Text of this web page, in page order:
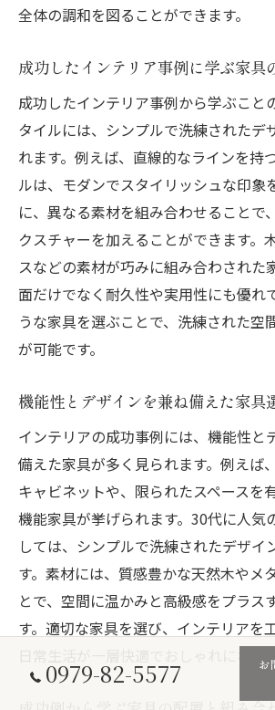
全体の調和を図ることができます。
成功したインテリア事例に学ぶ家具
成功したインテリア事例から学ぶこと
タイルには、シンプルで洗練されたデ
れます。例えば、直線的なラインを持
ルは、モダンでスタイリッシュな印象
に、異なる素材を組み合わせることで
クスチャーを加えることができます。
スなどの素材が巧みに組み合わされた
面だけでなく耐久性や実用性にも優れ
うな家具を選ぶことで、洗練された空
が可能です。
機能性とデザインを兼ね備えた家具
インテリアの成功事例には、機能性と
備えた家具が多く見られます。例えば
キャビネットや、限られたスペースを
機能家具が挙げられます。30代に人気
しては、シンプルで洗練されたデザイ
す。素材には、質感豊かな天然木やメ
とで、空間に温かみと高級感をプラス
す。適切な家具を選び、インテリアを
日常生活が一層快適でおしゃれになり
0979-82-5577
お